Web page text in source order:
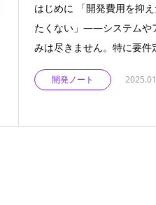
はじめに 「開発費用を抑
たくない」――システムや
みは尽きません。特に要件
開発ノート